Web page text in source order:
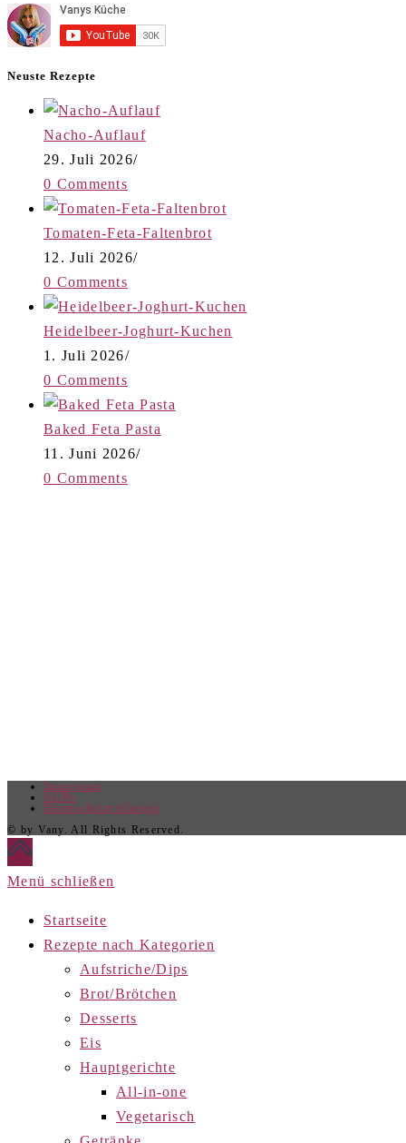
Neuste Rezepte
Nacho-Auflauf
29. Juli 2026/
0 Comments
Tomaten-Feta-Faltenbrot
12. Juli 2026/
0 Comments
Heidelbeer-Joghurt-Kuchen
1. Juli 2026/
0 Comments
Baked Feta Pasta
11. Juni 2026/
0 Comments
Impressum
AGBs
Datenschutzerklärung
© by Vany. All Rights Reserved.
Menü schließen
Startseite
Rezepte nach Kategorien
Aufstriche/Dips
Brot/Brötchen
Desserts
Eis
Hauptgerichte
All-in-one
Vegetarisch